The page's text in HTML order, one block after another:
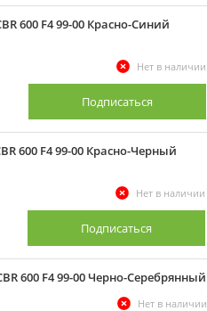
600 F4 99-00 Красно-Синий
Нет в наличии
Подписаться
600 F4 99-00 Красно-Черный
Нет в наличии
Подписаться
600 F4 99-00 Черно-Серебрянный
Нет в наличии